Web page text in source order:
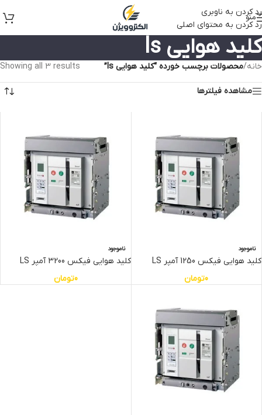
رد کردن به ناوبری
رد کردن به محتوای اصلی
منو
کلید هوایی ls
خانه/محصولات برچسب خورده “کلید هوایی ls” Showing all 3 results
مشاهده فیلترها
ناموجود
کلید هوایی فیکس 1250 آمپر LS
0تومان
ناموجود
کلید هوایی فیکس 3200 آمپر LS
0تومان